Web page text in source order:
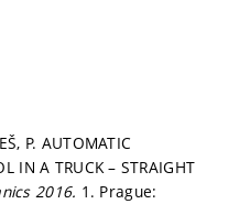
P. AUTOMATIC
IN A TRUCK – STRAIGHT
2016. 1. Prague: